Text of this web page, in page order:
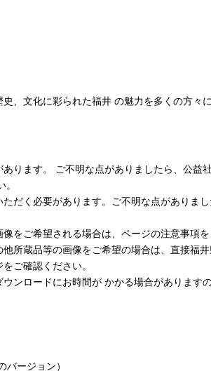
、文化に彩られた福井 の魅力を多くの方々
ります。 ご不明な点がありましたら、公
だく必要があります。ご不明な点がありま
をご希望される場合は、ページの注意事項
所蔵品等の画像をご希望の場合は、直接福
ご確認ください。
ンロードにお時間が かかる場合があります
ージョン）